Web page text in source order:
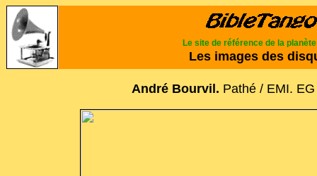
Le site de référence de la planète
Les images des
André Bourvil. Pathé / EMI.